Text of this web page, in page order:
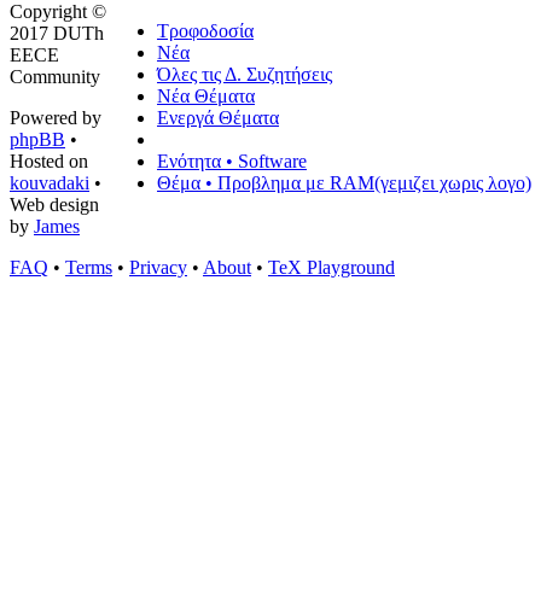
Τροφοδοσία
Νέα
Όλες τις Δ. Συζητήσεις
Νέα Θέματα
Ενεργά Θέματα
Ενότητα • Software
Θέμα • Προβλημα με RAM(γεμιζει χωρις λογο)
Copyright ©
2017 DUTh
EECE
Community
Powered by
phpBB •
Hosted on
kouvadaki •
Web design
by James
FAQ • Terms • Privacy • About • TeX Playground